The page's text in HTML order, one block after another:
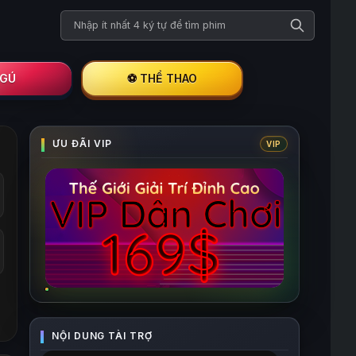
Tìm kiếm phim
⚽ THỂ THAO